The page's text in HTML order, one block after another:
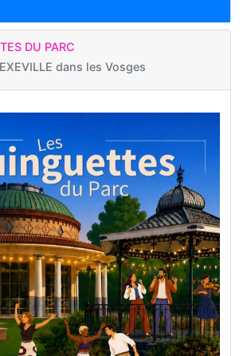
DU PARC
dans les Vosges